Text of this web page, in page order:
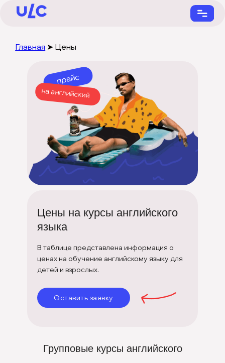
+7 (901) 731-22-55
Главная ➤ Цены
Цены на курсы английского
языка
В таблице представлена информация о
ценах на обучение английскому языку для
детей и взрослых.
Оставить заявку
прайс
на английский
Групповые курсы английского